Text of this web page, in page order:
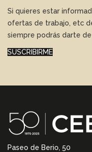
Si quieres estar
ofertas de trabajo, etc
siempre podrás darte
SUSCRIBIRME
Paseo de Berio, 50